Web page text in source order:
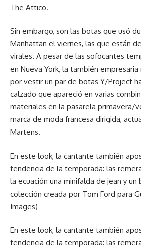
The Attico.
Sin embargo, son las botas que usó
Manhattan el viernes, las que están
virales. A pesar de las sofocantes
en Nueva York, la también
por vestir un par de botas Y/Project
calzado que apareció en varias
materiales en la pasarela primavera/
marca de moda francesa dirigida,
Martens.
En este look, la cantante también
tendencia de la temporada: las
la ecuación una minifalda de jean y
colección creada por Tom Ford para
Images)
En este look, la cantante también
tendencia de la temporada: las